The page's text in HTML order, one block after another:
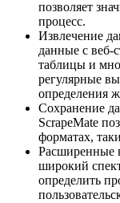
позволяет
процесс.
Извлечение
данные с веб-
таблицы и
регулярные
определения
Сохранение
ScrapeMate
форматах,
Расширенные
широкий
определить